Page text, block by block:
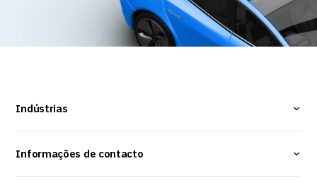
Indústrias
Informações de contacto